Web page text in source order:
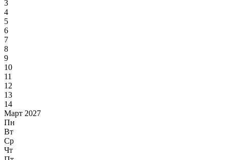
3
4
5
6
7
8
9
10
11
12
13
14
Март 2027
Пн
Вт
Ср
Чт